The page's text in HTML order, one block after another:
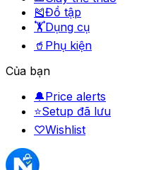
🎽Đồ tập
🏋️Dụng cụ
🥤 Phụ kiện
Của bạn
🔔Price alerts
⭐Setup đã lưu
♡Wishlist